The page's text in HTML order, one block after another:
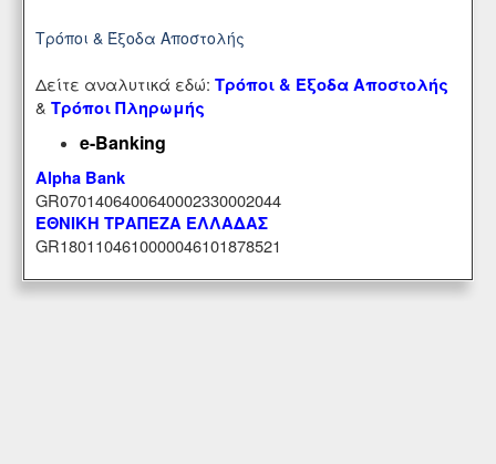
Τρόποι & Έξοδα Αποστολής
Δείτε αναλυτικά εδώ: Τρόποι & Έξοδα Αποστολής
& Τρόποι Πληρωμής
e-Banking
Alpha Bank
GR0701406400640002330002044
ΕΘΝΙΚΗ ΤΡΑΠΕΖΑ ΕΛΛΑΔΑΣ
GR1801104610000046101878521